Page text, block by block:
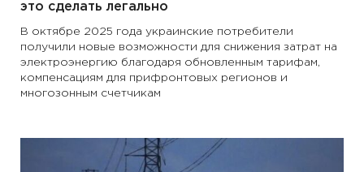
это сделать легально
В октябре 2025 года украинские потребители
получили новые возможности для снижения затрат на
электроэнергию благодаря обновленным тарифам,
компенсациям для прифронтовых регионов и
многозонным счетчикам